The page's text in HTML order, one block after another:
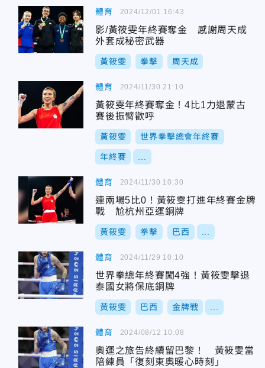
體育
影/黃筱雯年終賽奪金 感謝周天成
外套成秘密武器
黃筱雯 拳擊 周天成
2024/12/01 16:43
體育
黃筱雯年終賽奪金！4比1力退蒙古
賽後振臂歡呼
黃筱雯 世界拳擊總會年終賽
年終賽
2024/11/30 21:10
體育
連兩場5比0！黃筱雯打進年終賽金牌
戰 尬杭州亞運銅牌
黃筱雯 拳擊 巴西
2024/11/30 10:30
體育
世界拳總年終賽闖4強！黃筱雯擊退
泰國女將保底銅牌
黃筱雯 巴西 金牌戰
2024/11/29 10:10
體育
奧運之旅告終續留巴黎！ 黃筱雯當
陪練員「復刻東奧暖心時刻」
2024/08/12 10:08